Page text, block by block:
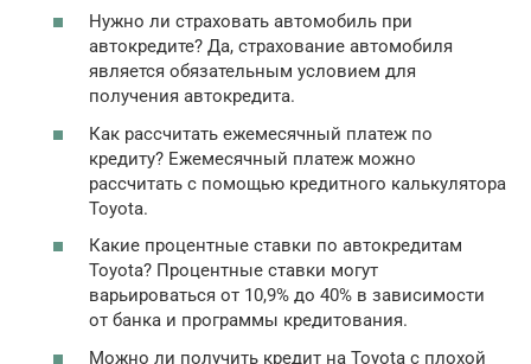
Нужно ли страховать автомобиль при
автокредите? Да, страхование автомобиля
является обязательным условием для
получения автокредита.
Как рассчитать ежемесячный платеж по
кредиту? Ежемесячный платеж можно
рассчитать с помощью кредитного калькулятора
Toyota.
Какие процентные ставки по автокредитам
Toyota? Процентные ставки могут
варьироваться от 10,9% до 40% в зависимости
от банка и программы кредитования.
Можно ли получить кредит на Toyota с плохой